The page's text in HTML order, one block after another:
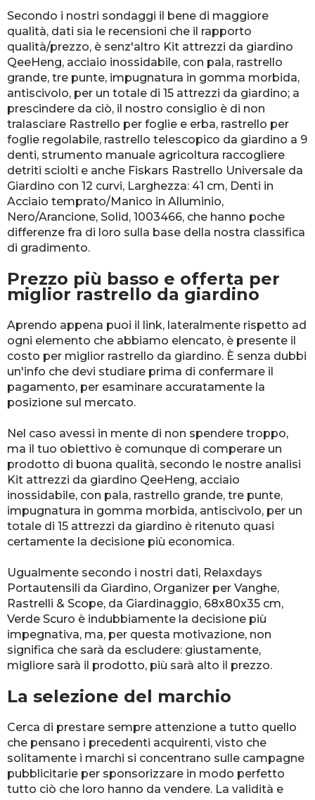
Secondo i nostri sondaggi il bene di maggiore
qualità, dati sia le recensioni che il rapporto
qualità/prezzo, è senz'altro Kit attrezzi da giardino
QeeHeng, acciaio inossidabile, con pala, rastrello
grande, tre punte, impugnatura in gomma morbida,
antiscivolo, per un totale di 15 attrezzi da giardino; a
prescindere da ciò, il nostro consiglio è di non
tralasciare Rastrello per foglie e erba, rastrello per
foglie regolabile, rastrello telescopico da giardino a 9
denti, strumento manuale agricoltura raccogliere
detriti sciolti e anche Fiskars Rastrello Universale da
Giardino con 12 curvi, Larghezza: 41 cm, Denti in
Acciaio temprato/Manico in Alluminio,
Nero/Arancione, Solid, 1003466, che hanno poche
differenze fra di loro sulla base della nostra classifica
di gradimento.
Prezzo più basso e offerta per
miglior rastrello da giardino
Aprendo appena puoi il link, lateralmente rispetto ad
ogni elemento che abbiamo elencato, è presente il
costo per miglior rastrello da giardino. È senza dubbi
un'info che devi studiare prima di confermare il
pagamento, per esaminare accuratamente la
posizione sul mercato.
Nel caso avessi in mente di non spendere troppo,
ma il tuo obiettivo è comunque di comperare un
prodotto di buona qualità, secondo le nostre analisi
Kit attrezzi da giardino QeeHeng, acciaio
inossidabile, con pala, rastrello grande, tre punte,
impugnatura in gomma morbida, antiscivolo, per un
totale di 15 attrezzi da giardino è ritenuto quasi
certamente la decisione più economica.
Ugualmente secondo i nostri dati, Relaxdays
Portautensili da Giardino, Organizer per Vanghe,
Rastrelli & Scope, da Giardinaggio, 68x80x35 cm,
Verde Scuro è indubbiamente la decisione più
impegnativa, ma, per questa motivazione, non
significa che sarà da escludere: giustamente,
migliore sarà il prodotto, più sarà alto il prezzo.
La selezione del marchio
Cerca di prestare sempre attenzione a tutto quello
che pensano i precedenti acquirenti, visto che
solitamente i marchi si concentrano sulle campagne
pubblicitarie per sponsorizzare in modo perfetto
tutto ciò che loro hanno da vendere. La validità e